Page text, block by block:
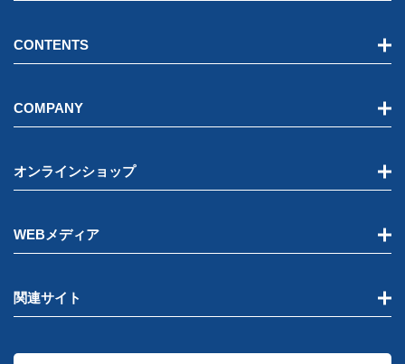
CONTENTS
COMPANY
オンラインショップ
WEBメディア
関連サイト